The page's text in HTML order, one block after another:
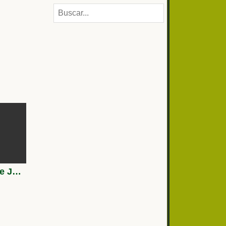
Ciudadela de Jaca, en Huesca, Aragón.